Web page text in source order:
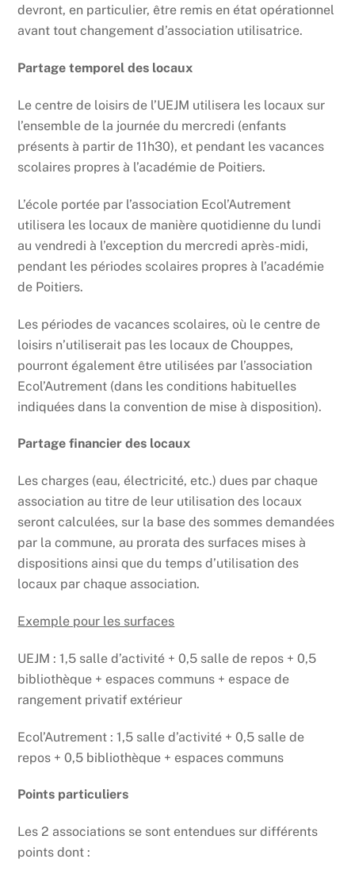
devront, en particulier, être remis en état opérationnel
avant tout changement d’association utilisatrice.
Partage temporel des locaux
Le centre de loisirs de l’UEJM utilisera les locaux sur
l’ensemble de la journée du mercredi (enfants
présents à partir de 11h30), et pendant les vacances
scolaires propres à l’académie de Poitiers.
L’école portée par l’association Ecol’Autrement
utilisera les locaux de manière quotidienne du lundi
au vendredi à l’exception du mercredi après-midi,
pendant les périodes scolaires propres à l’académie
de Poitiers.
Les périodes de vacances scolaires, où le centre de
loisirs n’utiliserait pas les locaux de Chouppes,
pourront également être utilisées par l’association
Ecol’Autrement (dans les conditions habituelles
indiquées dans la convention de mise à disposition).
Partage financier des locaux
Les charges (eau, électricité, etc.) dues par chaque
association au titre de leur utilisation des locaux
seront calculées, sur la base des sommes demandées
par la commune, au prorata des surfaces mises à
dispositions ainsi que du temps d’utilisation des
locaux par chaque association.
Exemple pour les surfaces
UEJM : 1,5 salle d’activité + 0,5 salle de repos + 0,5
bibliothèque + espaces communs + espace de
rangement privatif extérieur
Ecol’Autrement : 1,5 salle d’activité + 0,5 salle de
repos + 0,5 bibliothèque + espaces communs
Points particuliers
Les 2 associations se sont entendues sur différents
points dont :